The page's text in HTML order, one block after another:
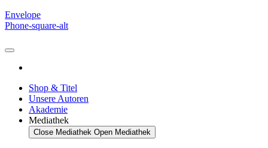
Envelope
Phone-square-alt
Shop & Titel
Unsere Autoren
Akademie
Mediathek
Close Mediathek Open Mediathek